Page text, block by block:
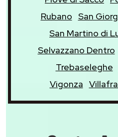
Rubano San
San Martino di
Selvazzano Dentro
Trebaseleghe
Vigonza